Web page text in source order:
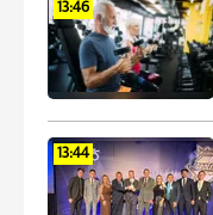
13:46
13:44